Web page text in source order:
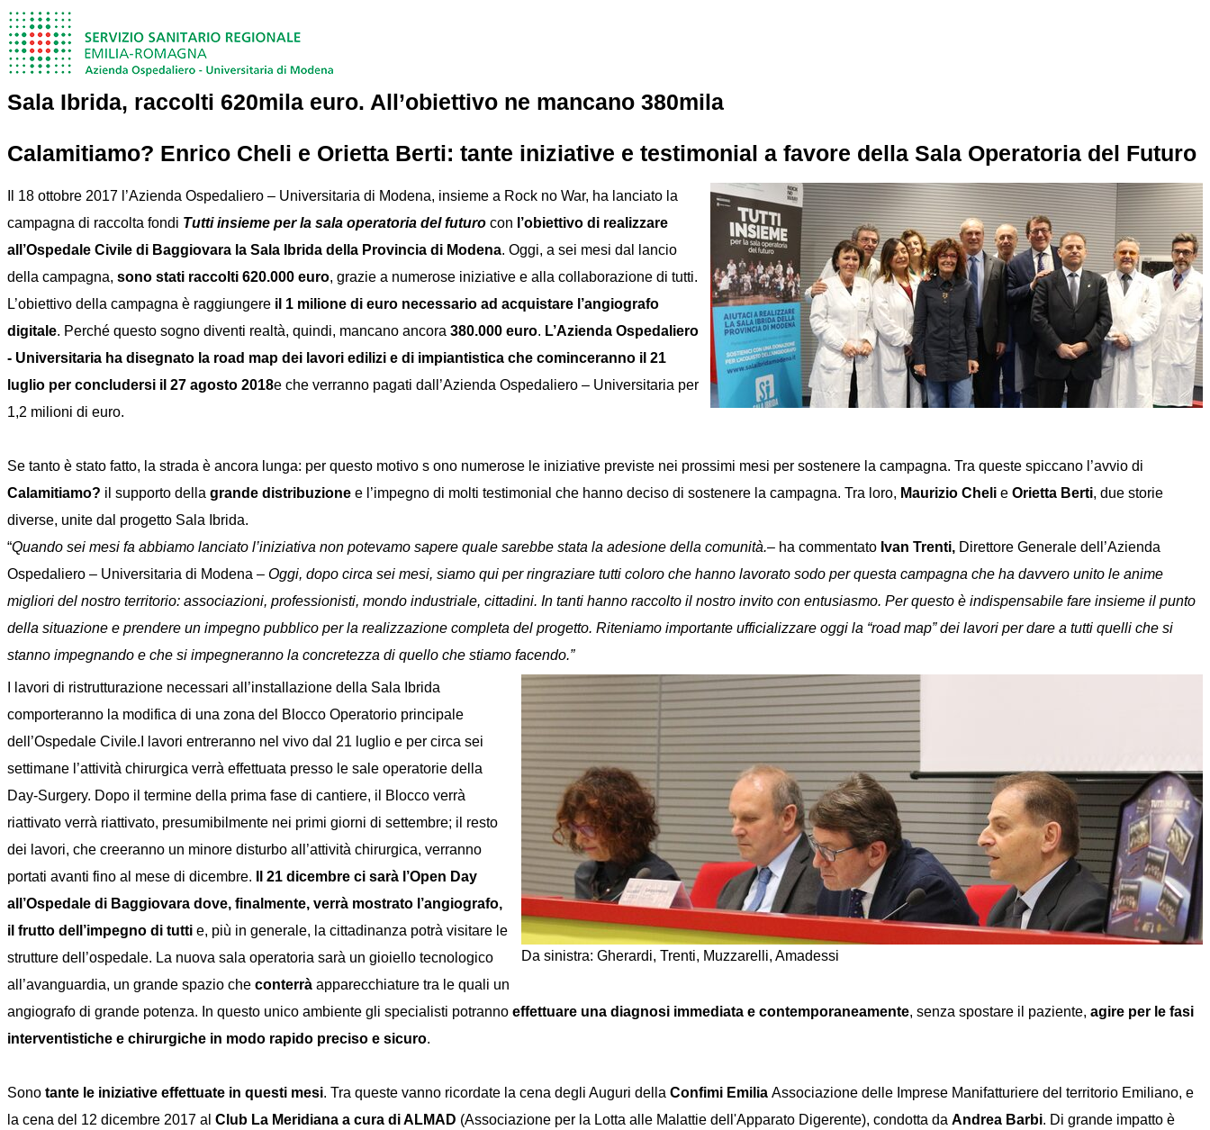
Sala Ibrida, raccolti 620mila euro. All’obiettivo ne mancano 380mila
Calamitiamo? Enrico Cheli e Orietta Berti: tante iniziative e testimonial a favore della Sala Operatoria del Futuro
Il 18 ottobre 2017 l’Azienda Ospedaliero – Universitaria di Modena, insieme a Rock no War, ha lanciato la
campagna di raccolta fondi Tutti insieme per la sala operatoria del futuro con l’obiettivo di realizzare
all’Ospedale Civile di Baggiovara la Sala Ibrida della Provincia di Modena. Oggi, a sei mesi dal lancio
della campagna, sono stati raccolti 620.000 euro, grazie a numerose iniziative e alla collaborazione di tutti.
L’obiettivo della campagna è raggiungere il 1 milione di euro necessario ad acquistare l’angiografo
digitale. Perché questo sogno diventi realtà, quindi, mancano ancora 380.000 euro. L’Azienda Ospedaliero
- Universitaria ha disegnato la road map dei lavori edilizi e di impiantistica che cominceranno il 21
luglio per concludersi il 27 agosto 2018e che verranno pagati dall’Azienda Ospedaliero – Universitaria per
1,2 milioni di euro.
Se tanto è stato fatto, la strada è ancora lunga: per questo motivo s ono numerose le iniziative previste nei prossimi mesi per sostenere la campagna. Tra queste spiccano l’avvio di
Calamitiamo? il supporto della grande distribuzione e l’impegno di molti testimonial che hanno deciso di sostenere la campagna. Tra loro, Maurizio Cheli e Orietta Berti, due storie
diverse, unite dal progetto Sala Ibrida.
“Quando sei mesi fa abbiamo lanciato l’iniziativa non potevamo sapere quale sarebbe stata la adesione della comunità.– ha commentato Ivan Trenti, Direttore Generale dell’Azienda
Ospedaliero – Universitaria di Modena – Oggi, dopo circa sei mesi, siamo qui per ringraziare tutti coloro che hanno lavorato sodo per questa campagna che ha davvero unito le anime
migliori del nostro territorio: associazioni, professionisti, mondo industriale, cittadini. In tanti hanno raccolto il nostro invito con entusiasmo. Per questo è indispensabile fare insieme il punto
della situazione e prendere un impegno pubblico per la realizzazione completa del progetto. Riteniamo importante ufficializzare oggi la “road map” dei lavori per dare a tutti quelli che si
stanno impegnando e che si impegneranno la concretezza di quello che stiamo facendo.”
Da sinistra: Gherardi, Trenti, Muzzarelli, Amadessi
I lavori di ristrutturazione necessari all’installazione della Sala Ibrida
comporteranno la modifica di una zona del Blocco Operatorio principale
dell’Ospedale Civile.I lavori entreranno nel vivo dal 21 luglio e per circa sei
settimane l’attività chirurgica verrà effettuata presso le sale operatorie della
Day-Surgery. Dopo il termine della prima fase di cantiere, il Blocco verrà
riattivato verrà riattivato, presumibilmente nei primi giorni di settembre; il resto
dei lavori, che creeranno un minore disturbo all’attività chirurgica, verranno
portati avanti fino al mese di dicembre.
Il 21 dicembre ci sarà l’Open Day
all’Ospedale di Baggiovara dove, finalmente, verrà mostrato l’angiografo,
il frutto dell’impegno di tutti e, più in generale, la cittadinanza potrà visitare le
strutture dell’ospedale. La nuova sala operatoria sarà un gioiello tecnologico
all’avanguardia, un grande spazio che conterrà apparecchiature tra le quali un
angiografo di grande potenza. In questo unico ambiente gli specialisti potranno effettuare una diagnosi immediata e contemporaneamente, senza spostare il paziente, agire per le fasi
interventistiche e chirurgiche in modo rapido preciso e sicuro.
Sono tante le iniziative effettuate in questi mesi. Tra queste vanno ricordate la cena degli Auguri della Confimi Emilia Associazione delle Imprese Manifatturiere del territorio Emiliano, e
la cena del 12 dicembre 2017 al Club La Meridiana a cura di ALMAD (Associazione per la Lotta alle Malattie dell'Apparato Digerente), condotta da Andrea Barbi. Di grande impatto è